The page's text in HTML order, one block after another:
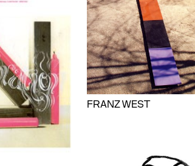
FRANZ WEST